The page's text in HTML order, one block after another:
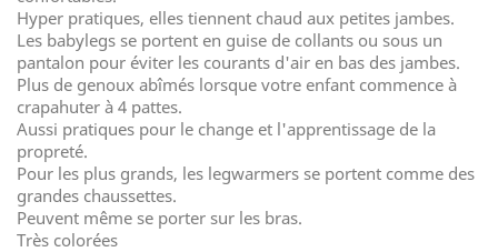
Hyper pratiques, elles tiennent chaud aux petites jambes.
Les babylegs se portent en guise de collants ou sous un
pantalon pour éviter les courants d'air en bas des jambes.
Plus de genoux abîmés lorsque votre enfant commence à
crapahuter à 4 pattes.
Aussi pratiques pour le change et l'apprentissage de la
propreté.
Pour les plus grands, les legwarmers se portent comme des
grandes chaussettes.
Peuvent même se porter sur les bras.
Très colorées